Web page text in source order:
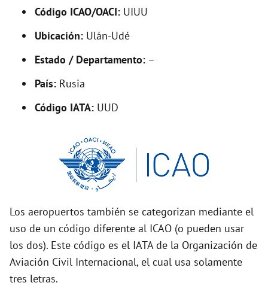
e
o
Código ICAO/OACI: UIUU
Ubicación: Ulán-Udé
Estado / Departamento: –
País: Rusia
Código IATA: UUD
Los aeropuertos también se categorizan mediante el
uso de un código diferente al ICAO (o pueden usar
los dos). Este código es el IATA de la Organización de
Aviación Civil Internacional, el cual usa solamente
tres letras.